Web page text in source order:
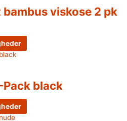
viskose 2 pk
black